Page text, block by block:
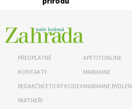
PŘEDPLATNÉ
KONTAKTY
REDAKČNÍ ETICKÝ KODEX
PARTNEŘI
APETITONLINE
MARIANNE
MARIANNE